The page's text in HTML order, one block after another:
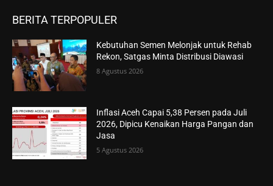
BERITA TERPOPULER
Kebutuhan Semen Melonjak untuk Rehab
Rekon, Satgas Minta Distribusi Diawasi
8 Agustus 2026
Inflasi Aceh Capai 5,38 Persen pada Juli
2026, Dipicu Kenaikan Harga Pangan dan
Jasa
5 Agustus 2026